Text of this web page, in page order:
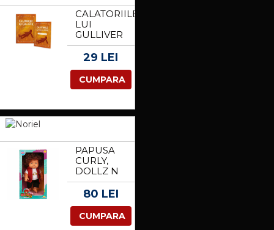
CALATORIILE
LUI
GULLIVER
CU
JURNAL
LECTURA,
JONATHAN
29 LEI
CUMPARA
PAPUSA
CURLY,
DOLLZ N
MORE,
IMBRACATA
TRICOU
CU CASTI,
80 LEI
CUMPARA